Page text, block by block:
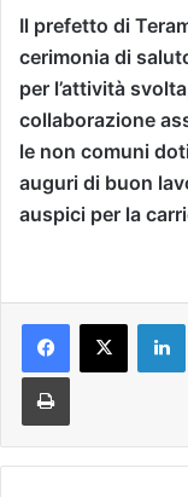
Il prefetto di
cerimonia di
per l’attività
collaborazione
le non comuni
auguri di buon
auspici per la